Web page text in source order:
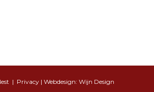
| Privacy | Webdesign: Wijn Design